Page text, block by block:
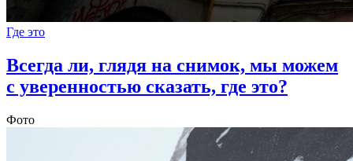
Где это
Всегда ли, глядя на снимок, мы можем
с уверенностью сказать, где это?
Фото